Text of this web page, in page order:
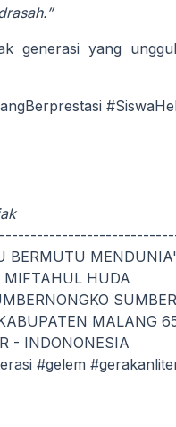
generasi yang
BERMUTU
MIFTAHUL HUDA
MALANG
- INDONONESIA
#gelem